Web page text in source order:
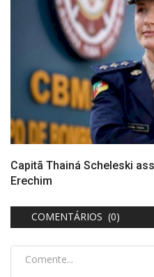
Capitã Thainá Scheleski
Erechim
COMENTÁRIOS (0)